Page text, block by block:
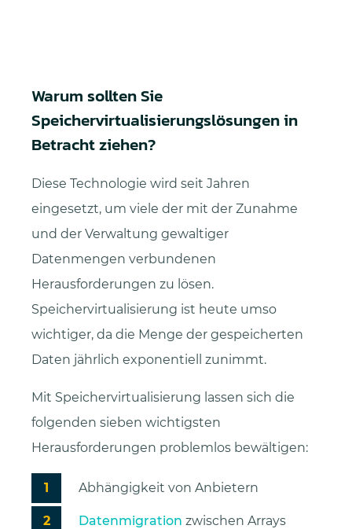
Warum sollten Sie
Speichervirtualisierungslösungen in
Betracht ziehen?
Diese Technologie wird seit Jahren
eingesetzt, um viele der mit der Zunahme
und der Verwaltung gewaltiger
Datenmengen verbundenen
Herausforderungen zu lösen.
Speichervirtualisierung ist heute umso
wichtiger, da die Menge der gespeicherten
Daten jährlich exponentiell zunimmt.
Mit Speichervirtualisierung lassen sich die
folgenden sieben wichtigsten
Herausforderungen problemlos bewältigen:
Abhängigkeit von Anbietern
Datenmigration zwischen Arrays